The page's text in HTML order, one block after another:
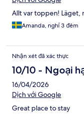
Allt var toppen! Läget,
Amanda, nghỉ 3 đêm
Nhận xét đã xác thực
10/10 - Ngoại
16/04/2026
Dịch với Google
Great place to stay